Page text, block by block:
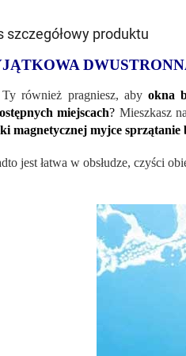
szczegółowy produktu
również pragniesz, abyokna
miejscach? Mieszkasz
magnetycznej myjce sprzątanie
jest łatwa w obsłudze, czyści